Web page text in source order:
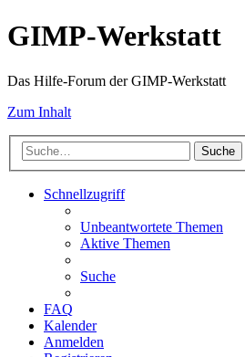
GIMP-Werkstatt
Das Hilfe-Forum der GIMP-Werkstatt
Zum Inhalt
Suche
Schnellzugriff
Unbeantwortete Themen
Aktive Themen
Suche
FAQ
Kalender
Anmelden